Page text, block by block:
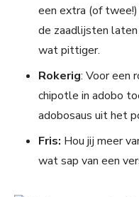
een extra (of
de zaadlijsten
wat pittiger.
Rokerig: Voor een
chipotle in adobo
adobosaus uit het
Fris: Hou jij meer
wat sap van een